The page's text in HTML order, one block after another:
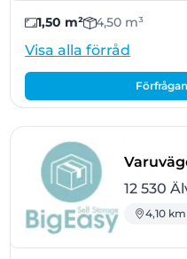
1,50 m² 4,50 m³
Visa alla förråd
12 530
4,10